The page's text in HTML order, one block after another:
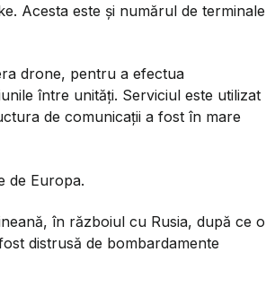
Acesta este și numărul de terminale
drone, pentru a efectua
între unități. Serviciul este utilizat
de comunicații a fost în mare
de Europa.
în războiul cu Rusia, după ce o
distrusă de bombardamente